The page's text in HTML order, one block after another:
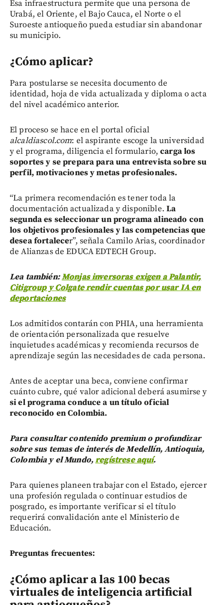
Esa infraestructura permite que una persona de
Urabá, el Oriente, el Bajo Cauca, el Norte o el
Suroeste antioqueño pueda estudiar sin abandonar
su municipio.
¿Cómo aplicar?
Para postularse se necesita documento de
identidad, hoja de vida actualizada y diploma o acta
del nivel académico anterior.
El proceso se hace en el portal oficial
alcaldiascol.com: el aspirante escoge la universidad
y el programa, diligencia el formulario,carga los
soportes y se prepara para una entrevista sobre su
perfil, motivaciones y metas profesionales.
“La primera recomendación es tener toda la
documentación actualizada y disponible. La
segunda es seleccionar un programa alineado con
los objetivos profesionales y las competencias que
desea fortalecer”, señala Camilo Arias, coordinador
de Alianzas de EDUCA EDTECH Group.
Lea también:Monjas inversoras exigen a Palantir,
Citigroup y Colgate rendir cuentas por usar IA en
deportaciones
Los admitidos contarán con PHIA, una herramienta
de orientación personalizada que resuelve
inquietudes académicas y recomienda recursos de
aprendizaje según las necesidades de cada persona.
Antes de aceptar una beca, conviene confirmar
cuánto cubre, qué valor adicional deberá asumirse y
si el programa conduce a un título oficial
reconocido en Colombia.
Para consultar contenido premium o profundizar
sobre sus temas de interés de Medellín, Antioquia,
Colombia y el Mundo,regístrese aquí.
Para quienes planeen trabajar con el Estado, ejercer
una profesión regulada o continuar estudios de
posgrado, es importante verificar si el título
requerirá convalidación ante el Ministerio de
Educación.
Preguntas frecuentes:
¿Cómo aplicar a las 100 becas
virtuales de inteligencia artificial